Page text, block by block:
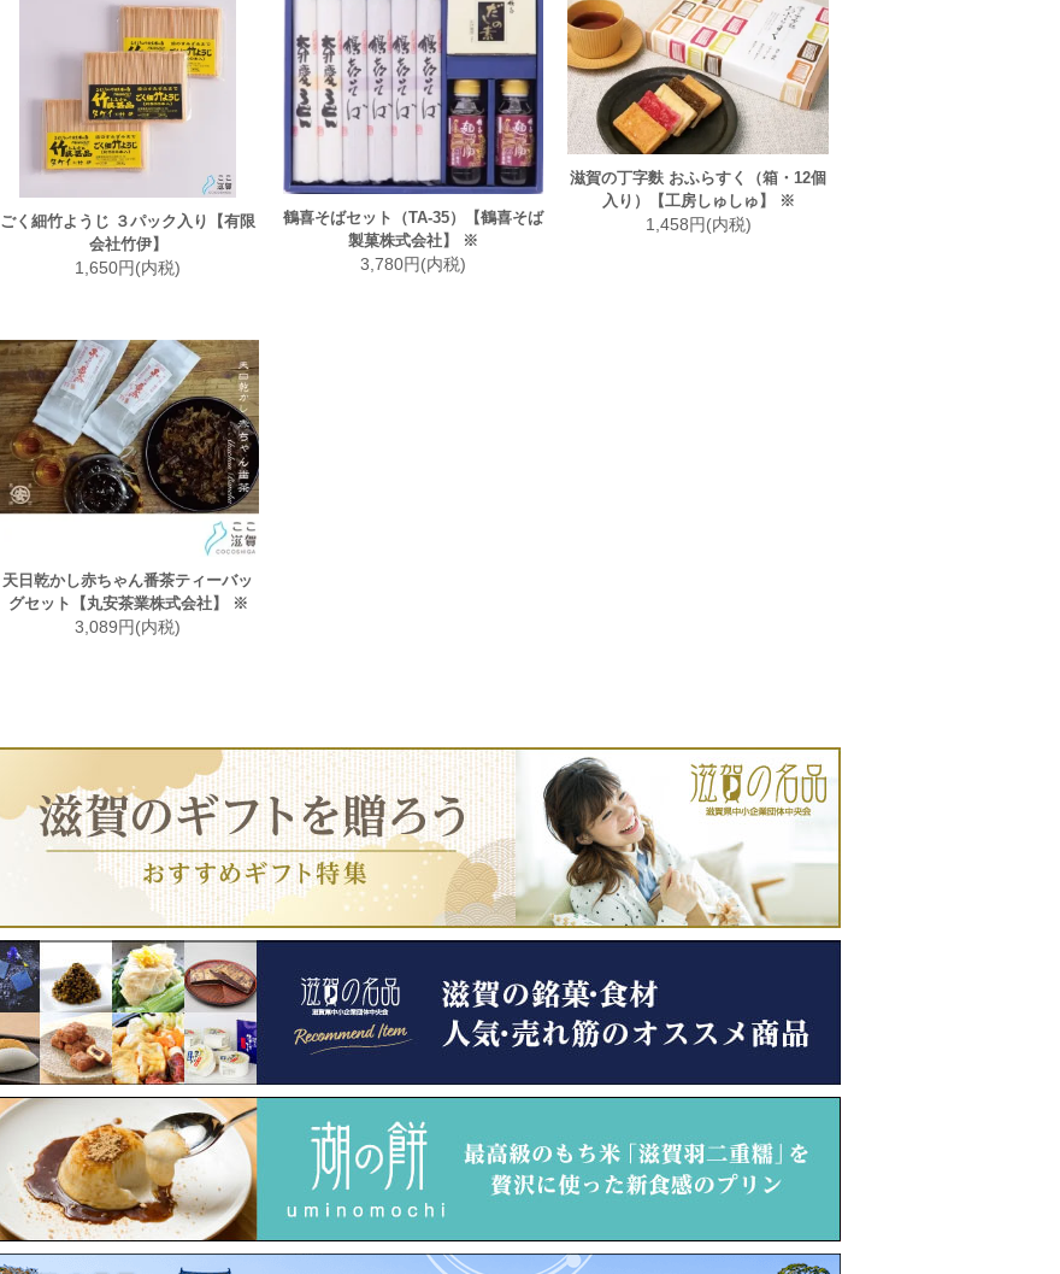
ごく細竹ようじ ３パック入り【有限
会社竹伊】
1,650円(内税)
鶴喜そばセット（TA-35）【鶴喜そば
製菓株式会社】 ※
3,780円(内税)
滋賀の丁字麩 おふらすく（箱・12個
入り）【工房しゅしゅ】 ※
1,458円(内税)
天日乾かし赤ちゃん番茶ティーバッ
グセット【丸安茶業株式会社】 ※
3,089円(内税)